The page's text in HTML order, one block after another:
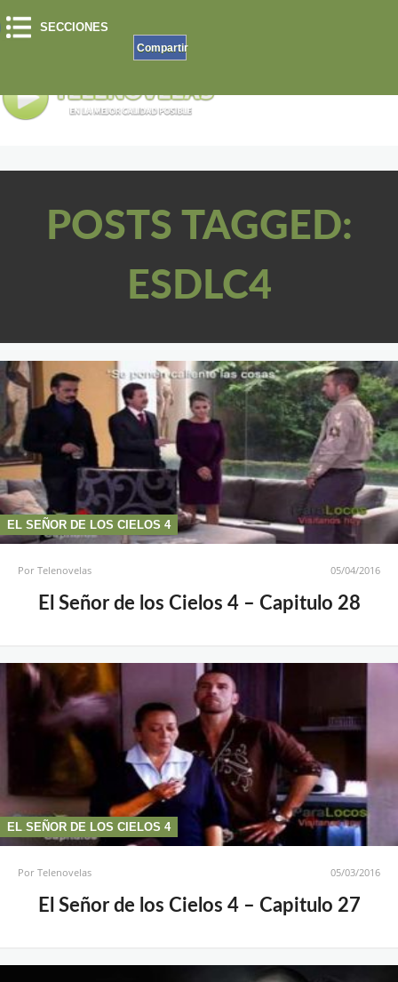
SECCIONES
Compartir
POSTS TAGGED:
ESDLC4
EL SEÑOR DE LOS CIELOS 4
PorTelenovelas 05/04/2016
El Señor de los Cielos 4 – Capitulo 28
EL SEÑOR DE LOS CIELOS 4
PorTelenovelas 05/03/2016
El Señor de los Cielos 4 – Capitulo 27